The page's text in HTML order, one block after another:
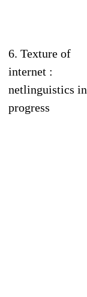
6. Texture of
internet :
netlinguistics in
progress